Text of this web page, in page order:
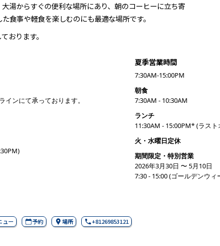
湯からすぐの便利な場所にあり、朝のコーヒーに立ち寄
食事や軽食を楽しむのにも最適な場所です。
おります。
インにて承っております。
夏季営業時間
7:30AM-15:00PM
朝食
7:30AM - 10:30AM
ランチ
11:30AM - 15:00PM* (ラス
火・水曜日定休
期間限定・特別営業
2026年3月30日 〜 5月10日
7:30 - 15:00 (ゴールデンウ
ュー 予約 場所 +81269853121